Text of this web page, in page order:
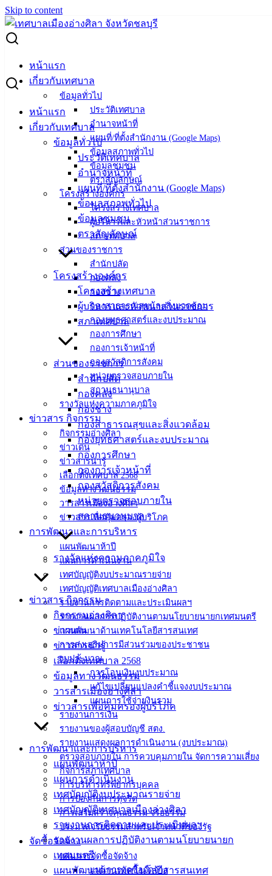
Skip to content
หน้าแรก
เกี่ยวกับเทศบาล
ข้อมูลทั่วไป
ประวัติเทศบาล
อำนาจหน้าที่
แผนที่/ที่ตั้งสำนักงาน (Google Maps)
ข้อมูลสภาพทั่วไป
ข้อมูลชุมชน
ตราสัญลักษณ์
โครงสร้างองค์กร
โครงสร้างเทศบาล
ผู้บริหารและหัวหน้าส่วนราชการ
สภาเทศบาล
ส่วนของราชการ
สำนักปลัด
กองคลัง
กองช่าง
กองสาธารณสุขและสิ่งแวดล้อม
กองยุทธศาสตร์และงบประมาณ
กองการศึกษา
กองการเจ้าหน้าที่
กองสวัสดิการสังคม
หน่วยตรวจสอบภายใน
สถานธนานุบาล
รางวัลแห่งความภาคภูมิใจ
ข่าวสาร กิจกรรม
กิจกรรมอ่างศิลา
ข่าวเด่น
ข่าวสารน่ารู้
เลือกตั้งเทศบาล 2568
ข้อมูลทางวัฒนธรรม
วารสารเมืองอ่างศิลา
ข่าวสารเพื่อคุ้มครองผู้บริโภค
การพัฒนาและการบริหาร
แผนพัฒนาห้าปี
แผนการดำเนินงาน
เทศบัญญัติงบประมาณรายจ่าย
เทศบัญญัติเทศบาลเมืองอ่างศิลา
รายงานการติดตามและประเมินผลฯ
รายงานผลการปฏิบัติงานตามนโยบายนายกเทศมนตรี
แผนพัฒนาด้านเทคโนโลยีสารสนเทศ
การส่งเสริมการมีส่วนร่วมของประชาชน
งบประมาณ
การโอนเงินงบประมาณ
แก้ไขเปลี่ยนแปลงคำชี้แจงงบประมาณ
แผนการใช้จ่ายงินรวม
รายงานการเงิน
รายงานของผู้สอบบัญชี สตง.
รายงานแสดงผลการดำเนินงาน (งบประมาณ)
ตรวจสอบภายใน การควบคุมภายใน จัดการความเสี่ยง
กิจการสภาเทศบาล
การบริหารทรัพยากรบุคคล
การป้องกันการทุจริต
การเสริมสร้างคุณธรรม จริยธรรม
ประมวลจริยธรรมสำหรับเจ้าหน้าที่ของรัฐ
จัดซื้อจัดจ้าง
แผนการจัดซื้อจัดจ้าง
แผนการจัดซื้อจัดจ้าง
หน้าแรก
เกี่ยวกับเทศบาล
ข้อมูลทั่วไป
ประวัติเทศบาล
อำนาจหน้าที่
แผนที่/ที่ตั้งสำนักงาน (Google Maps)
ข้อมูลสภาพทั่วไป
ข้อมูลชุมชน
ตราสัญลักษณ์
โครงสร้างองค์กร
โครงสร้างเทศบาล
ผู้บริหารและหัวหน้าส่วนราชการ
สภาเทศบาล
ส่วนของราชการ
สำนักปลัด
กองคลัง
กองช่าง
กองสาธารณสุขและสิ่งแวดล้อม
กองยุทธศาสตร์และงบประมาณ
กองการศึกษา
กองการเจ้าหน้าที่
กองสวัสดิการสังคม
หน่วยตรวจสอบภายใน
สถานธนานุบาล
รางวัลแห่งความภาคภูมิใจ
ข่าวสาร กิจกรรม
กิจกรรมอ่างศิลา
ข่าวเด่น
ข่าวสารน่ารู้
เลือกตั้งเทศบาล 2568
ข้อมูลทางวัฒนธรรม
วารสารเมืองอ่างศิลา
ข่าวสารเพื่อคุ้มครองผู้บริโภค
การพัฒนาและการบริหาร
แผนพัฒนาห้าปี
แผนการดำเนินงาน
เทศบัญญัติงบประมาณรายจ่าย
เทศบัญญัติเทศบาลเมืองอ่างศิลา
รายงานการติดตามและประเมินผลฯ
รายงานผลการปฏิบัติงานตามนโยบายนายก
เทศมนตรี
แผนพัฒนาด้านเทคโนโลยีสารสนเทศ
Search for:
นัดตรวจรับงานโครงการก่อสร้างถนนคอนกรีตฯ ซ.บ้านหัว
โพรง 3
นัดตรวจรับงานโครงการก่อสร้างถนนคอ
นกรีตฯ ซ.บ้านหัวโพรง 3
กรกฎาคม 21, 2025กรกฎาคม 22, 2025
ถนนคอนกรีตฯ ซ.บ้านหัวโพรง 3 ดาวน์โหลด
เมืองอ่าง
เทศบาลเมือง
อ่างศิลา 90/338
ติดต่อ :038-
142-100-104
บริการ
ประชาชน
ดาวน์โหลด
แบบ
ฟอร์ม,
เอกสาร
คู่มือ
สำหรับ
ประชาชน/
คู่มือการ
ปฏิบัติ
งาน
ข่าวสาร
น่ารู้
ศุนย์
ข้อมูล
อิเล็กทรอนิกส์
องค์
ความรู้
(Knowledge
Management)
ติดต่อ
เทศบาล